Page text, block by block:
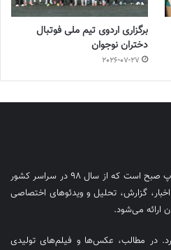
برگزاری اردوی تیم ملی فوتبال
دختران نوجوان
2026-07-27
روزنامه فوتبالز، روزنامه ای ورزشی چاپ صبح است که از سال ۹۸ در سراسر کشور
گزارش، تحلیل و ویدئوهای اختصاصی
ارائه می‌شود.
در مطالب، عکس‌ها و فیلم‌های تولیدی